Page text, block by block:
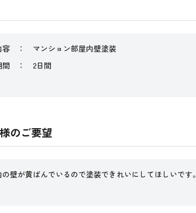
容 ： マンション部屋内壁塗装
間 ： 2日間
のご要望
壁が黄ばんでいるので塗装できれいにしてほしいです。